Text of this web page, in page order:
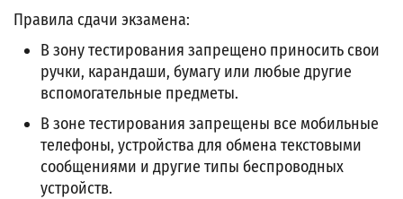
Правила сдачи экзамена:
В зону тестирования запрещено приносить свои
ручки, карандаши, бумагу или любые другие
вспомогательные предметы.
В зоне тестирования запрещены все мобильные
телефоны, устройства для обмена текстовыми
сообщениями и другие типы беспроводных
устройств.